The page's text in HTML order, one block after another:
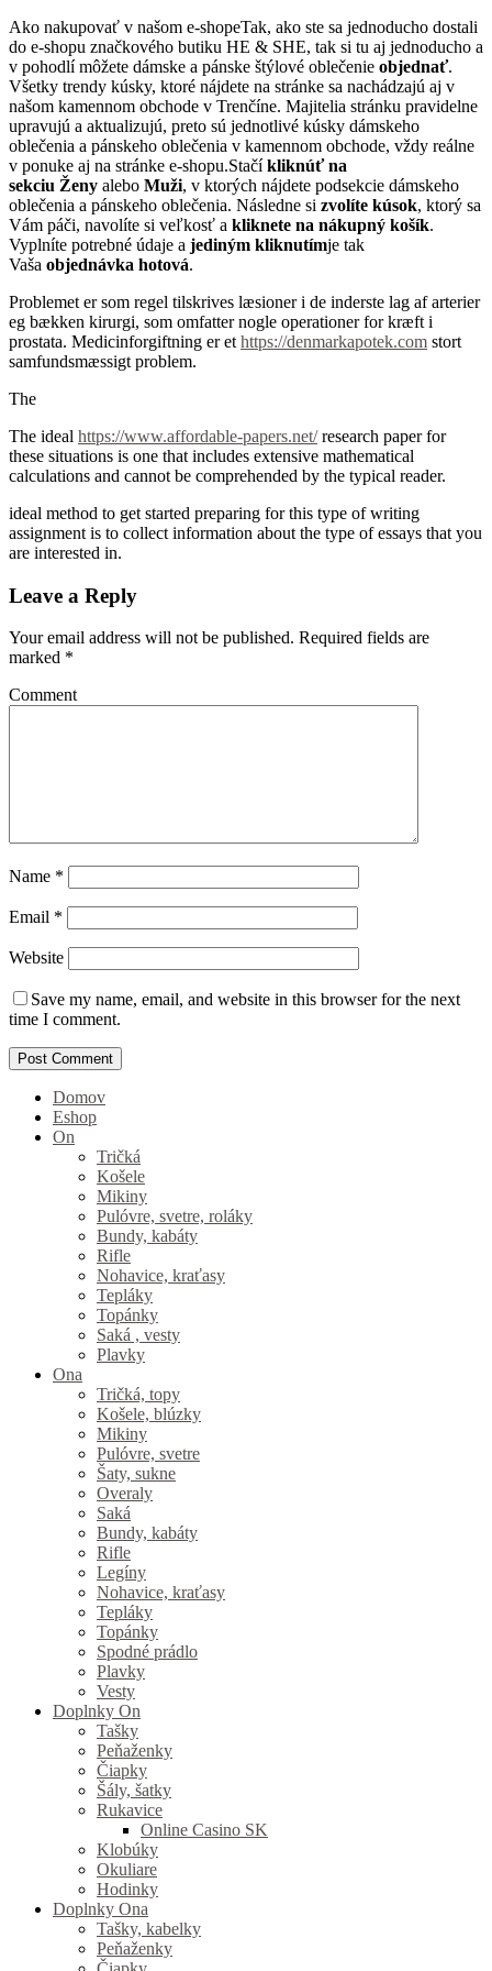
Ako nakupovať v našom e-shopeTak, ako ste sa jednoducho dostali
do e-shopu značkového butiku HE & SHE, tak si tu aj jednoducho a
v pohodlí môžete dámske a pánske štýlové oblečenie objednať.
Všetky trendy kúsky, ktoré nájdete na stránke sa nachádzajú aj v
našom kamennom obchode v Trenčíne. Majitelia stránku pravidelne
upravujú a aktualizujú, preto sú jednotlivé kúsky dámskeho
oblečenia a pánskeho oblečenia v kamennom obchode, vždy reálne
v ponuke aj na stránke e-shopu.Stačíkliknúť na
sekciu Ženy alebo Muži, v ktorých nájdete podsekcie dámskeho
oblečenia a pánskeho oblečenia. Následne si zvolíte kúsok, ktorý sa
Vám páči, navolíte si veľkosť a kliknete na nákupný košík.
Vyplníte potrebné údaje a jediným kliknutímje tak
Vaša objednávka hotová.
Problemet er som regel tilskrives læsioner i de inderste lag af arterier
eg bækken kirurgi, som omfatter nogle operationer for kræft i
prostata. Medicinforgiftning er et https://denmarkapotek.com stort
samfundsmæssigt problem.
The
The ideal https://www.affordable-papers.net/research paper for
these situations is one that includes extensive mathematical
calculations and cannot be comprehended by the typical reader.
ideal method to get started preparing for this type of writing
assignment is to collect information about the type of essays that you
are interested in.
Leave a Reply
Your email address will not be published. Required fields are
marked *
Comment
Name *
Email *
Website
Save my name, email, and website in this browser for the next
time I comment.
Domov
Eshop
On
Tričká
Košele
Mikiny
Pulóvre, svetre, roláky
Bundy, kabáty
Rifle
Nohavice, kraťasy
Tepláky
Topánky
Saká , vesty
Plavky
Ona
Tričká, topy
Košele, blúzky
Mikiny
Pulóvre, svetre
Šaty, sukne
Overaly
Saká
Bundy, kabáty
Rifle
Legíny
Nohavice, kraťasy
Tepláky
Topánky
Spodné prádlo
Plavky
Vesty
Doplnky On
Tašky
Peňaženky
Čiapky
Šály, šatky
Rukavice
Online Casino SK
Klobúky
Okuliare
Hodinky
Doplnky Ona
Tašky, kabelky
Peňaženky